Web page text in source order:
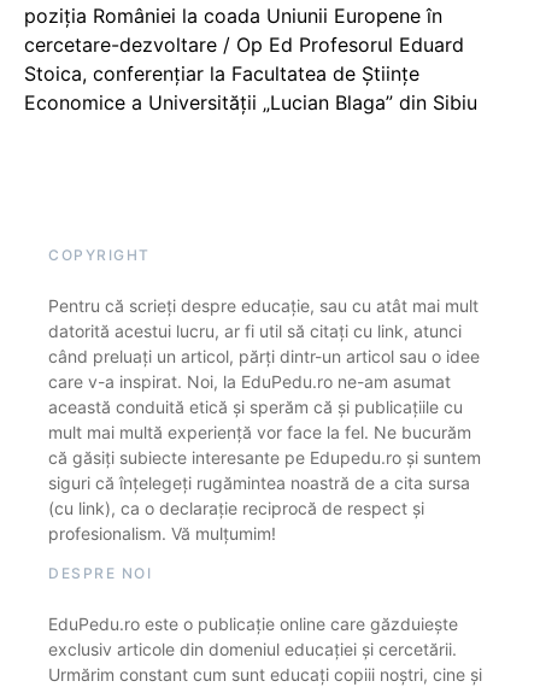
poziția României la coada Uniunii Europene în
cercetare-dezvoltare / Op Ed Profesorul Eduard
Stoica, conferențiar la Facultatea de Științe
Economice a Universității „Lucian Blaga” din Sibiu
COPYRIGHT
Pentru că scrieți despre educație, sau cu atât mai mult
datorită acestui lucru, ar fi util să citați cu link, atunci
când preluați un articol, părți dintr-un articol sau o idee
care v-a inspirat. Noi, la EduPedu.ro ne-am asumat
această conduită etică și sperăm că și publicațiile cu
mult mai multă experiență vor face la fel. Ne bucurăm
că găsiți subiecte interesante pe Edupedu.ro și suntem
siguri că înțelegeți rugămintea noastră de a cita sursa
(cu link), ca o declarație reciprocă de respect și
profesionalism. Vă mulțumim!
DESPRE NOI
EduPedu.ro este o publicație online care găzduiește
exclusiv articole din domeniul educației și cercetării.
Urmărim constant cum sunt educați copiii noștri, cine și